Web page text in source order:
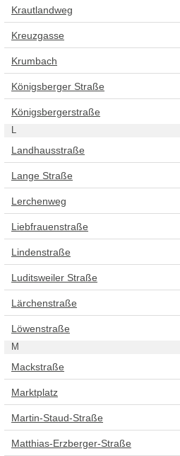
Krautlandweg
Kreuzgasse
Krumbach
Königsberger Straße
Königsbergerstraße
Landhausstraße
Lange Straße
Lerchenweg
Liebfrauenstraße
Lindenstraße
Luditsweiler Straße
Lärchenstraße
Löwenstraße
M
Mackstraße
Marktplatz
Martin-Staud-Straße
Matthias-Erzberger-Straße